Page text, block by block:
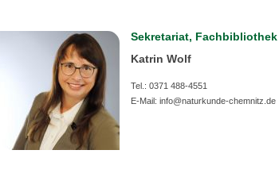
Sekretariat, Fachbibliothek
Katrin Wolf
Tel.: 0371 488-4551
E-Mail: info@naturkunde-chemnitz.de